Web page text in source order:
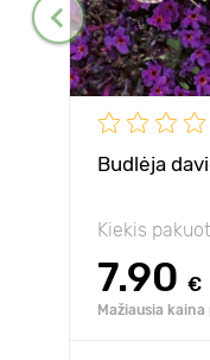
Budlėja
Kiekis
7.90 €
Mažiausia